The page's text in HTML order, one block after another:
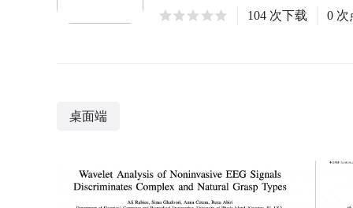
104 次下载 0 次
桌面端